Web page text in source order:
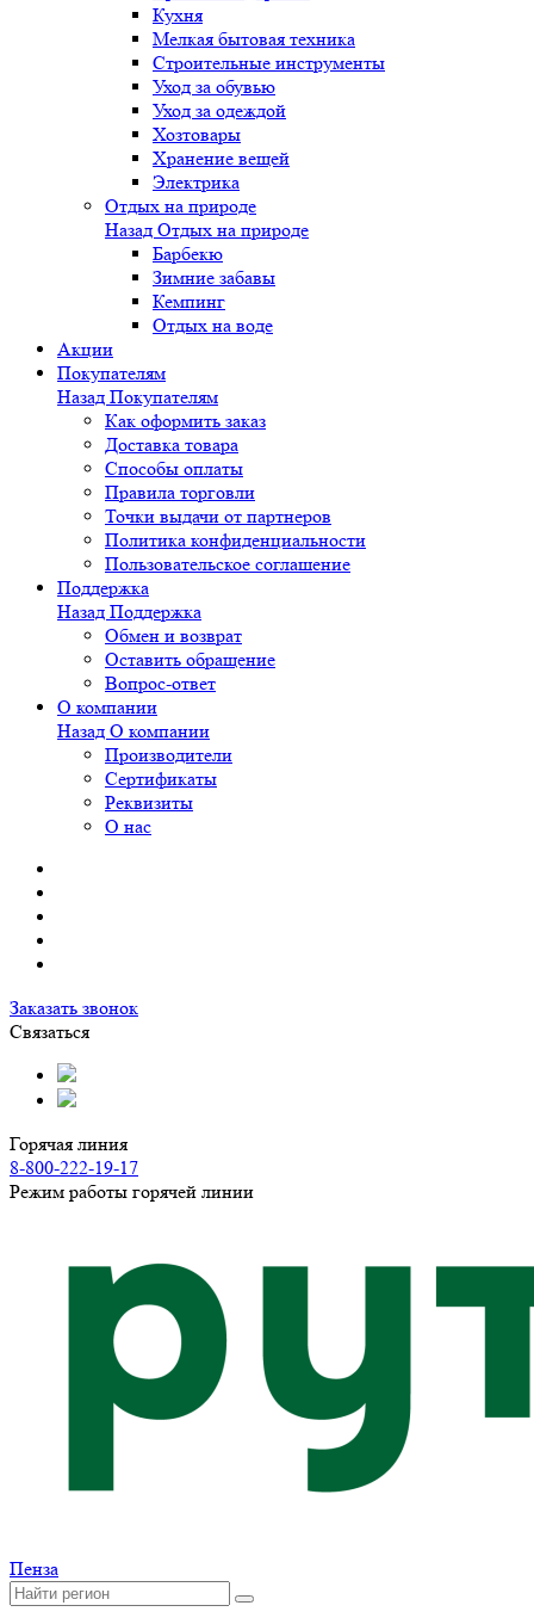
Кухня
Мелкая бытовая техника
Строительные инструменты
Уход за обувью
Уход за одеждой
Хозтовары
Хранение вещей
Электрика
Отдых на природе
Назад Отдых на природе
Барбекю
Зимние забавы
Кемпинг
Отдых на воде
Акции
Покупателям
Назад Покупателям
Как оформить заказ
Доставка товара
Способы оплаты
Правила торговли
Точки выдачи от партнеров
Политика конфиденциальности
Пользовательское соглашение
Поддержка
Назад Поддержка
Обмен и возврат
Оставить обращение
Вопрос-ответ
О компании
Назад О компании
Производители
Сертификаты
Реквизиты
О нас
Заказать звонок
Связаться
Горячая линия
8-800-222-19-17
Режим работы горячей линии
Пенза